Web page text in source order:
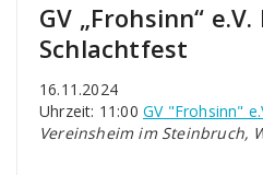
GV „Frohsinn“
Schlachtfest
16.11.2024
Uhrzeit: 11:00 GV "Frohsinn"
Vereinsheim im Steinbruch,